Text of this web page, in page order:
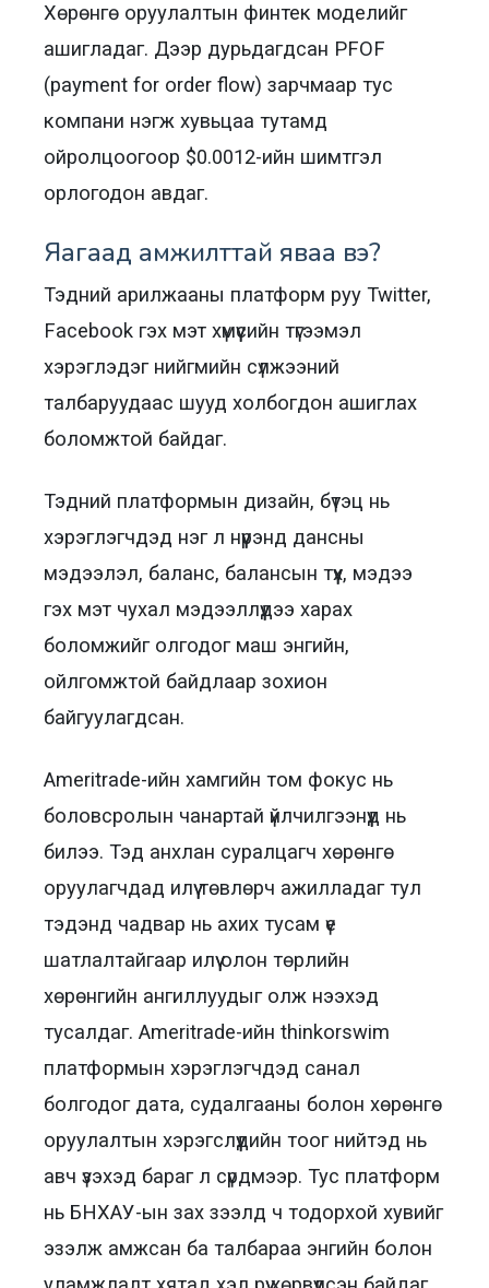
Хөрөнгө оруулалтын финтек моделийг
ашигладаг. Дээр дурьдагдсан PFOF
(payment for order flow) зарчмаар тус
компани нэгж хувьцаа тутамд
ойролцоогоор $0.0012-ийн шимтгэл
орлогодон авдаг.
Яагаад амжилттай яваа вэ?
Тэдний арилжааны платформ руу Twitter,
Facebook гэх мэт хүмүүсийн түгээмэл
хэрэглэдэг нийгмийн сүлжээний
талбаруудаас шууд холбогдон ашиглах
боломжтой байдаг.
Тэдний платформын дизайн, бүтэц нь
хэрэглэгчдэд нэг л нүүрэнд дансны
мэдээлэл, баланс, балансын түүх, мэдээ
гэх мэт чухал мэдээллүүдээ харах
боломжийг олгодог маш энгийн,
ойлгомжтой байдлаар зохион
байгуулагдсан.
Ameritrade-ийн хамгийн том фокус нь
боловсролын чанартай үйлчилгээнүүд нь
билээ. Тэд анхлан суралцагч хөрөнгө
оруулагчдад илүү төвлөрч ажилладаг тул
тэдэнд чадвар нь ахих тусам үе
шатлалтайгаар илүү олон төрлийн
хөрөнгийн ангиллуудыг олж нээхэд
тусалдаг. Ameritrade-ийн thinkorswim
платформын хэрэглэгчдэд санал
болгодог дата, судалгааны болон хөрөнгө
оруулалтын хэрэгслүүдийн тоог нийтэд нь
авч үзэхэд бараг л сүрдмээр. Тус платформ
нь БНХАУ-ын зах зээлд ч тодорхой хувийг
эзэлж амжсан ба талбараа энгийн болон